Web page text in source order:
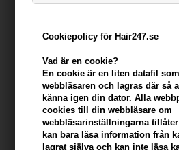
Cookiepolicy för Hair247.se
Vad är en cookie?
En cookie är en liten datafil
webbläsaren och lagras där så
känna igen din dator. Alla
cookies till din webbläsare om
webbläsarinställningarna
kan bara läsa information från
lagrat själva och kan inte läsa
beloppet, inklusive fraktkostnader och
konsumenten (du) har rätt till enligt
betalningen sker utan onödigt
reklamation.
Vi ber dig om att reklamera produkten
konstaterat saknad av produkt/defekt.